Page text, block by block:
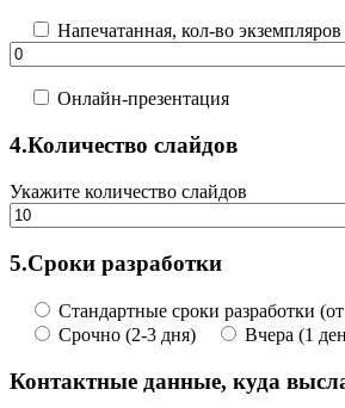
Напечатанная, кол-во экземпляров
Онлайн-презентация
4.Количество слайдов
Укажите количество слайдов
5.Сроки разработки
Стандартные сроки разработки
Срочно (2-3 дня)
Вчера (1
Контактные данные, куда